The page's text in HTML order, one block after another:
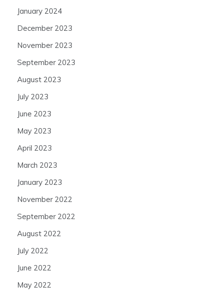
January 2024
December 2023
November 2023
September 2023
August 2023
July 2023
June 2023
May 2023
April 2023
March 2023
January 2023
November 2022
September 2022
August 2022
July 2022
June 2022
May 2022